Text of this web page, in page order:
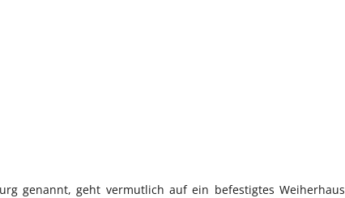
genannt, geht vermutlich auf ein befestigtes Weiherhaus